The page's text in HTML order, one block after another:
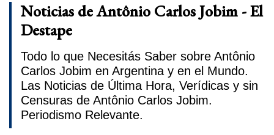
Noticias de Antônio Carlos Jobim - El
Destape
Todo lo que Necesitás Saber sobre Antônio
Carlos Jobim en Argentina y en el Mundo.
Las Noticias de Última Hora, Verídicas y sin
Censuras de Antônio Carlos Jobim.
Periodismo Relevante.